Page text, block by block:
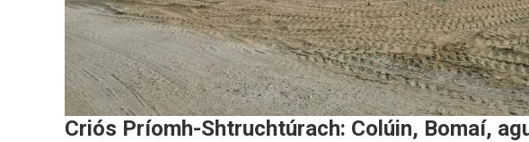
Criós Príomh-Shtruchtúrach: Colúin, Bomaí,